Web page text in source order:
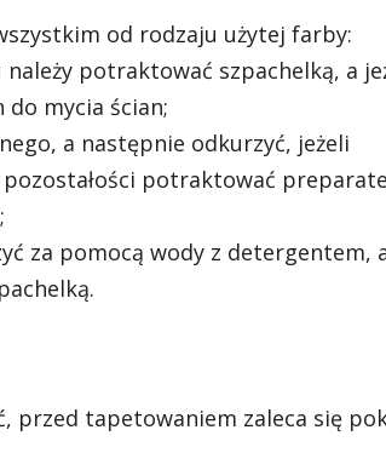
od rodzaju użytej farby:
potraktować szpachelką, a
mycia ścian;
a następnie odkurzyć, jeżeli
pozostałości potraktować
za pomocą wody z detergentem,
przed tapetowaniem zaleca się